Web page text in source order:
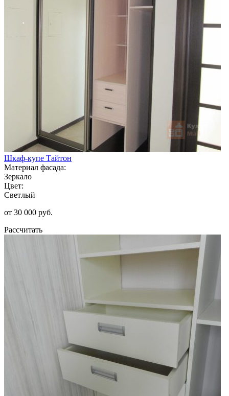
Шкаф-купе Тайтон
Материал фасада:
Зеркало
Цвет:
Светлый
от 30 000 руб.
Рассчитать